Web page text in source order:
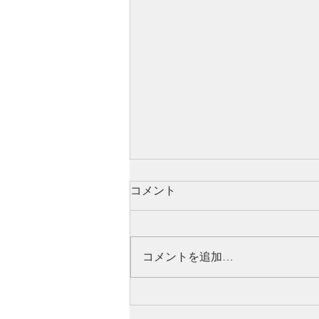
韓国美肌が手に入るララピー
コメント
コメントを追加…